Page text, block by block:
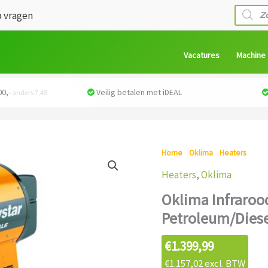
vragen zoeken
Vacatures
Home /Oklima /Heaters/
Heaters,Oklima
Oklima
Petroleum/
€1.399,99
€1.157,02excl. BTW
anders 7,45 Veilig betalen met iDEAL